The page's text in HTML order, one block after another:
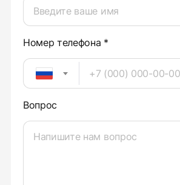
Номер телефона *
Вопрос